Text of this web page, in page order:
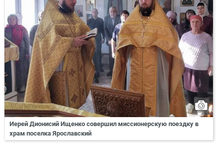
Иерей Дионисий Ищенко совершил миссионерскую поездку в
храм поселка Ярославский